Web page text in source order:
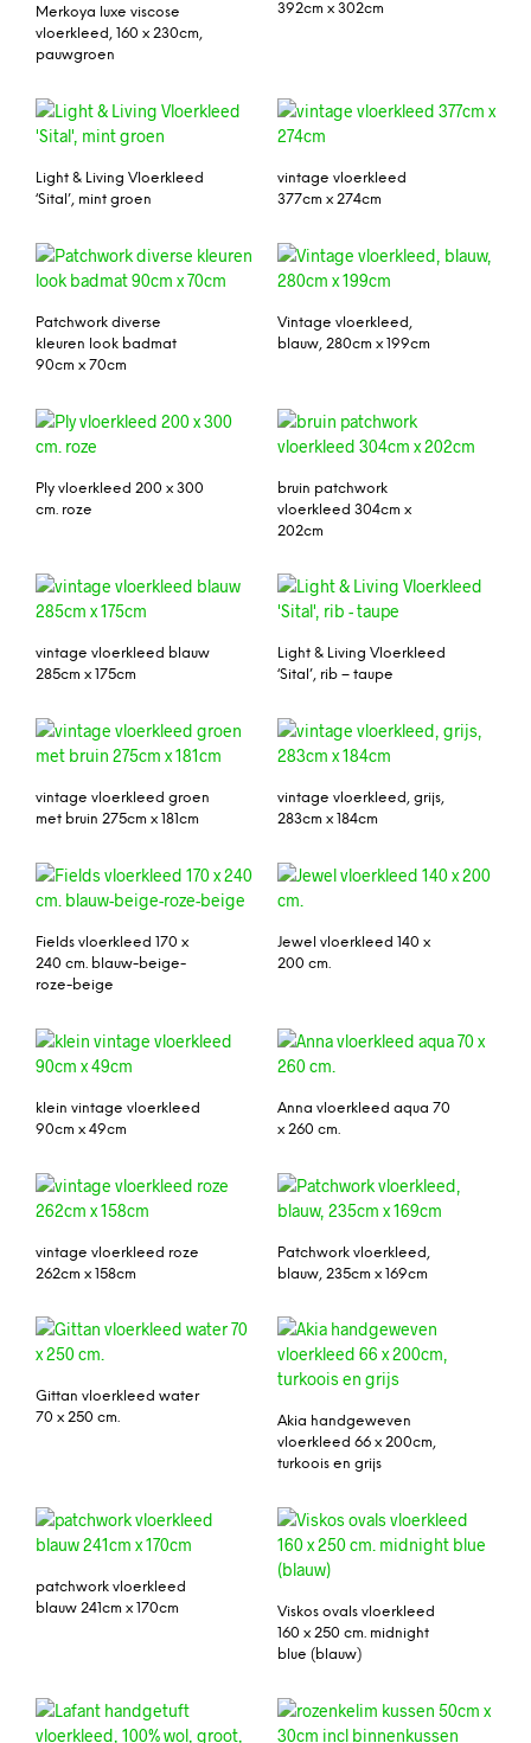
Merkoya luxe viscose
vloerkleed, 160 x 230cm,
pauwgroen
392cm x 302cm
Light & Living Vloerkleed
‘Sital’, mint groen
vintage vloerkleed
377cm x 274cm
Patchwork diverse
kleuren look badmat
90cm x 70cm
Vintage vloerkleed,
blauw, 280cm x 199cm
Ply vloerkleed 200 x 300
cm. roze
bruin patchwork
vloerkleed 304cm x
202cm
vintage vloerkleed blauw
285cm x 175cm
Light & Living Vloerkleed
‘Sital’, rib – taupe
vintage vloerkleed groen
met bruin 275cm x 181cm
vintage vloerkleed, grijs,
283cm x 184cm
Fields vloerkleed 170 x
240 cm. blauw-beige-
roze-beige
Jewel vloerkleed 140 x
200 cm.
klein vintage vloerkleed
90cm x 49cm
Anna vloerkleed aqua 70
x 260 cm.
vintage vloerkleed roze
262cm x 158cm
Patchwork vloerkleed,
blauw, 235cm x 169cm
Gittan vloerkleed water
70 x 250 cm.
Akia handgeweven
vloerkleed 66 x 200cm,
turkoois en grijs
patchwork vloerkleed
blauw 241cm x 170cm
Viskos ovals vloerkleed
160 x 250 cm. midnight
blue (blauw)